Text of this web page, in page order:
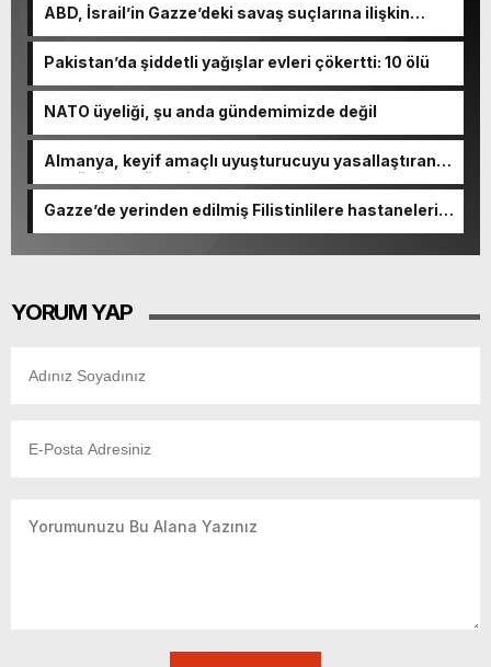
ABD, İsrail’in Gazze’deki savaş suçlarına ilişkin
Pakistan’da şiddetli yağışlar evleri çökertti: 10 ölü
NATO üyeliği, şu anda gündemimizde değil
Almanya, keyif amaçlı uyuşturucuyu yasallaştıran
en büyük AB ülkesi oldu
Gazze’de yerinden edilmiş Filistinlilere hastaneleri
YORUM YAP